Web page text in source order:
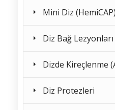
Mini Diz
Diz Bağ Lezyonları
Dizde Kireçlenme
Diz Protezleri